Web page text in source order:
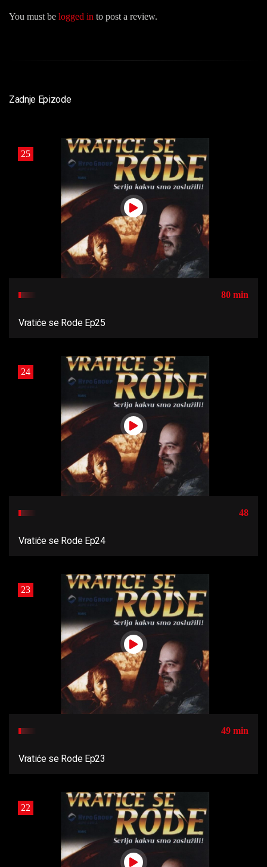
You must be logged in to post a review.
Zadnje Epizode
25
80 min
Vratiće se Rode Ep25
24
48
Vratiće se Rode Ep24
23
49 min
Vratiće se Rode Ep23
22